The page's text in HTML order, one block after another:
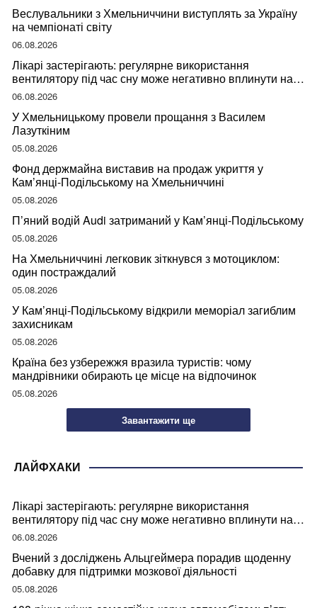
Веслувальники з Хмельниччини виступлять за Україну
на чемпіонаті світу
06.08.2026
Лікарі застерігають: регулярне використання
вентилятору під час сну може негативно вплинути на
ваше здоров’я
06.08.2026
У Хмельницькому провели прощання з Василем
Лазуткіним
05.08.2026
Фонд держмайна виставив на продаж укриття у
Кам’янці-Подільському на Хмельниччині
05.08.2026
П’яний водій Audi затриманий у Кам’янці-Подільському
05.08.2026
На Хмельниччині легковик зіткнувся з мотоциклом:
один постраждалий
05.08.2026
У Кам’янці-Подільському відкрили меморіал загиблим
захисникам
05.08.2026
Країна без узбережжя вразила туристів: чому
мандрівники обирають це місце на відпочинок
05.08.2026
Завантажити ще
ЛАЙФХАКИ
Лікарі застерігають: регулярне використання
вентилятору під час сну може негативно вплинути на
ваше здоров’я
06.08.2026
Вчений з досліджень Альцгеймера порадив щоденну
добавку для підтримки мозкової діяльності
05.08.2026